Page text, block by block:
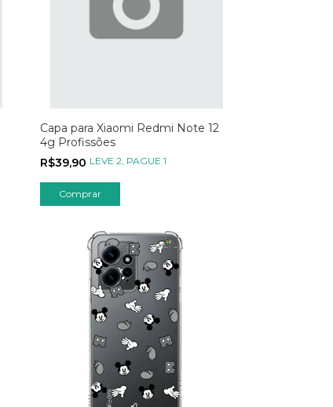
Capa para Xiaomi Redmi Note 12
4g Profissões
R$39,90 LEVE 2, PAGUE 1
Comprar